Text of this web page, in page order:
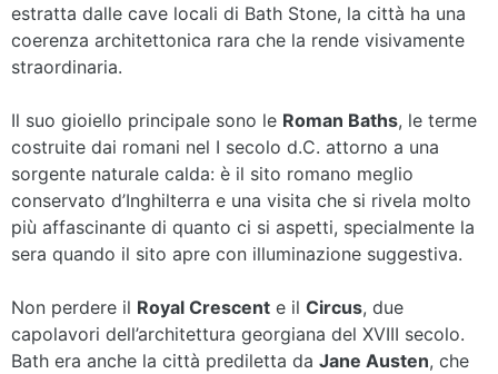
estratta dalle cave locali di Bath Stone, la città ha una
coerenza architettonica rara che la rende visivamente
straordinaria.
Il suo gioiello principale sono le Roman Baths, le terme
costruite dai romani nel I secolo d.C. attorno a una
sorgente naturale calda: è il sito romano meglio
conservato d’Inghilterra e una visita che si rivela molto
più affascinante di quanto ci si aspetti, specialmente la
sera quando il sito apre con illuminazione suggestiva.
Non perdere il Royal Crescent e il Circus, due
capolavori dell’architettura georgiana del XVIII secolo.
Bath era anche la città prediletta da Jane Austen, che